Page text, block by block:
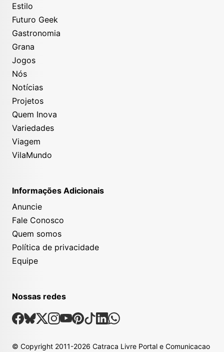
Estilo
Futuro Geek
Gastronomia
Grana
Jogos
Nós
Notícias
Projetos
Quem Inova
Variedades
Viagem
VilaMundo
Informações Adicionais
Anuncie
Fale Conosco
Quem somos
Política de privacidade
Equipe
Nossas redes
Nossas Redes Sociais
Facebook
Bsky
X Instagram
Youtube
Pinterest
TiktokLinkedin
Whatsapp
© Copyright 2011-2026 Catraca Livre Portal e Comunicacao